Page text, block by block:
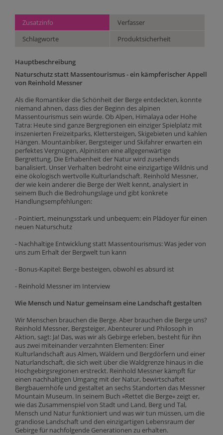
Zusatzinfo
Verfasser
Schlagworte
Produktsicherheit
Hauptbeschreibung
Naturschutz statt Massentourismus - ein kämpferischer Appell
von Reinhold Messner
Als die Romantiker die Schönheit der Berge entdeckten, konnte
niemand ahnen, dass dies der Beginn des alpinen
Massentourismus sein würde. Ob Alpen, Himalaya oder Hohe
Tatra: Heute sind ganze Bergregionen ein einziger Spielplatz mit
inszenierten Freizeitparks, Klettersteigen, Skigebieten und kahlen
Hängen. Mountainbiker, Bergsteiger und Skifahrer erwarten ein
perfektes Vergnügen, Alpinisten eine allgegenwärtige
Bergrettung. Die Erhabenheit der Natur wird zusehends
banalisiert. Unser Verhalten bedroht eine einzigartige Wildnis und
eine ökologisch wertvolle Kulturlandschaft. Reinhold Messner,
der wie kein anderer die Berge der Welt kennt, analysiert in
seinem Buch die Bedrohungslage und gibt konkrete
Handlungsempfehlungen:
- Pointiert, meinungsstark und unbequem: ein Plädoyer für einen
neuen Naturschutz
- Nachhaltige Entwicklung statt Massentourismus: Was jeder von
uns zum Erhalt der Bergwelt tun kann
- Bonus-Kapitel: Berge besteigen, obwohl es absurd ist
- Reinhold Messner im Interview
Wie Mensch und Natur gemeinsam eine Landschaft gestalten
Wir Menschen brauchen die Berge. Aber brauchen die Berge uns?
Reinhold Messner, Bergsteiger, Abenteurer und Philosoph in
Aktion, sagt: Ja! Das, was wir als Gebirge erleben, besteht für ihn
aus zwei miteinander verzahnten Elementen: Einer
Kulturlandschaft aus Almen, Wäldern und Bergdörfern und einer
Naturlandschaft, die sich weit über die Waldgrenze hinaus in die
Hochgebirgsregionen erstreckt. Reinhold Messner kämpft für
einen nachhaltigen Umgang mit der Natur, bewirtschaftet
Bergbauernhöfe und gestaltet an sechs Standorten das Messner
Mountain Museum. In seinem Buch »Rettet die Berge« zeigt er,
wie das Zusammenspiel von Stadt und Land, Berg und Tal,
Mensch und Natur funktioniert und was wir tun müssen, um die
grandiose Landschaft und den einzigartigen Lebensraum der
Gebirge für nachfolgende Generationen zu erhalten.